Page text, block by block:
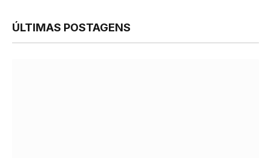
ÚLTIMAS POSTAGENS